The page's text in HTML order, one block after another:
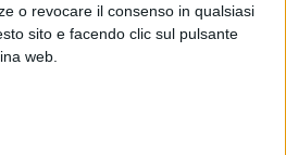
o revocare il consenso in qualsiasi
sito e facendo clic sul pulsante
web.